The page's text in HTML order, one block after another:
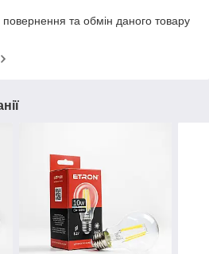
та обмін даного товару